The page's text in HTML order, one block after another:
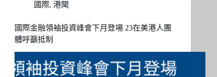
國際, 港聞
國際金融領袖投資峰會下月登場 23在美港人團
體呼籲抵制